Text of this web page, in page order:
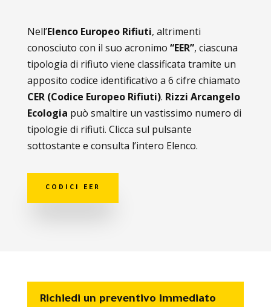
Nell’Elenco Europeo Rifiuti, altrimenti
conosciuto con il suo acronimo “EER”, ciascuna
tipologia di rifiuto viene classificata tramite un
apposito codice identificativo a 6 cifre chiamato
CER (Codice Europeo Rifiuti). Rizzi Arcangelo
Ecologia può smaltire un vastissimo numero di
tipologie di rifiuti. Clicca sul pulsante
sottostante e consulta l’intero Elenco.
CODICI EER
Richiedi un preventivo immediato